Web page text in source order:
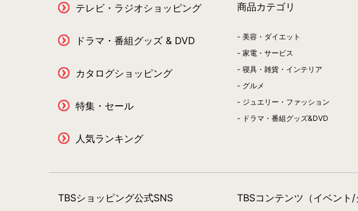
テレビ・ラジオショッピング
ドラマ・番組グッズ & DVD
カタログショッピング
特集・セール
人気ランキング
商品カテゴリ
美容・ダイエット
家電・サービス
寝具・雑貨・インテリア
グルメ
ジュエリー・ファッション
ドラマ・番組グッズ&DVD
TBSショッピング公式SNS TBSコンテンツ（イベント/